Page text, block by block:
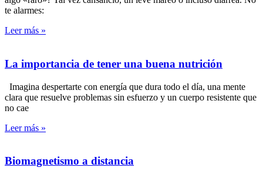
te alarmes:
Leer más »
La importancia de tener una buena nutrición
Imagina despertarte con energía que dura todo el día, una mente
clara que resuelve problemas sin esfuerzo y un cuerpo resistente que
no cae
Leer más »
Biomagnetismo a distancia